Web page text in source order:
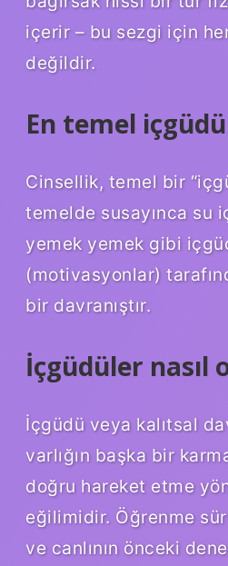
içerir – bu sezgi için
değildir.
En temel
Cinsellik, temel bir
temelde susayınca su
yemek yemek gibi
(motivasyonlar)
bir davranıştır.
İçgüdüler nasıl
İçgüdü veya kalıtsal
varlığın başka bir
doğru hareket etme
eğilimidir. Öğrenme
ve canlının önceki